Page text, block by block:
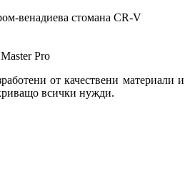
венадиева стомана CR-V
Pro
от качествени материали и
всички нужди.